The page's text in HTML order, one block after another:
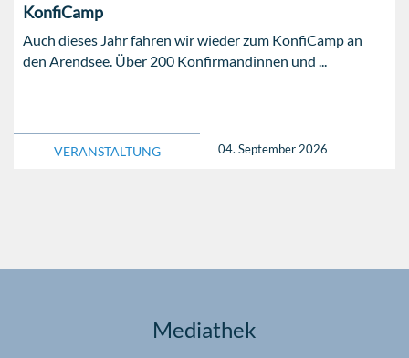
KonfiCamp
Auch dieses Jahr fahren wir wieder zum KonfiCamp an
den Arendsee. Über 200 Konfirmandinnen und ...
VERANSTALTUNG 04. September 2026
Mediathek